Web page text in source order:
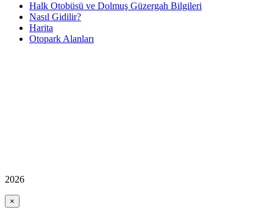
Halk Otobüsü ve Dolmuş Güzergah Bilgileri
Nasıl Gidilir?
Harita
Otopark Alanları
2026
×